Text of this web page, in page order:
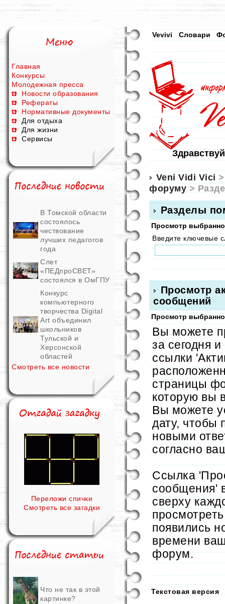
Главная
Конкурсы
Молодежная пресса
Новости образования
Рефераты
Нормативные документы
Для отдыха
Для жизни
Сервисы
В Томской области
состоялось
чествование
лучших педагогов
года
Слет
«ПЕДпроСВЕТ»
состоялся в ОмГПУ
Конкурс
компьютерного
творчества Digital
Art объединил
школьников
Тульской и
Херсонской
областей
Смотреть все новости
Переложи спички
Смотреть все загадки
Что не так в этой
картинке?
Vevivi Словари
Veni Vidi Vici
форуму >
Разделы
Просмотр
Введите ключевые
Просмотр
сообщений
Просмотр
Вы можете
за сегодня
ссылки
страницы
которую вы
Вы можете
дату, чтобы
новыми
согласно
Ссылка
сообщения'
сверху
появились
времени
форум.
Текстовая версия